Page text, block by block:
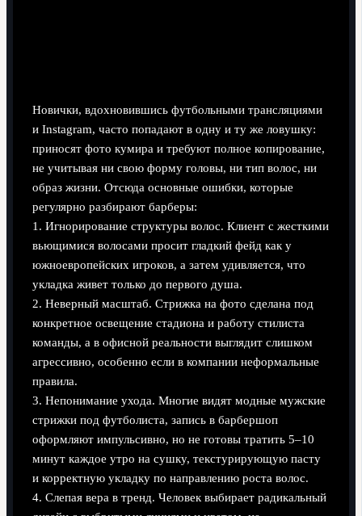
Новички, вдохновившись футбольными трансляциями
и Instagram, часто попадают в одну и ту же ловушку:
приносят фото кумира и требуют полное копирование,
не учитывая ни свою форму головы, ни тип волос, ни
образ жизни. Отсюда основные ошибки, которые
регулярно разбирают барберы:
1. Игнорирование структуры волос. Клиент с жесткими
вьющимися волосами просит гладкий фейд как у
южноевропейских игроков, а затем удивляется, что
укладка живет только до первого душа.
2. Неверный масштаб. Стрижка на фото сделана под
конкретное освещение стадиона и работу стилиста
команды, а в офисной реальности выглядит слишком
агрессивно, особенно если в компании неформальные
правила.
3. Непонимание ухода. Многие видят модные мужские
стрижки под футболиста, запись в барбершоп
оформляют импульсивно, но не готовы тратить 5–10
минут каждое утро на сушку, текстурирующую пасту
и корректную укладку по направлению роста волос.
4. Слепая вера в тренд. Человек выбирает радикальный